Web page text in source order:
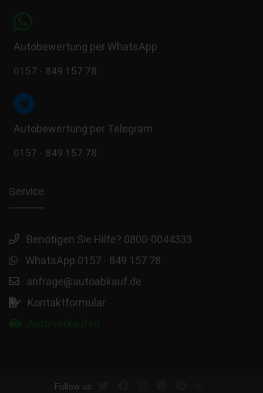
Autobewertung per WhatsApp
0157 - 849 157 78
Autobewertung per Telegram
0157 - 849 157 78
Service
Benötigen Sie Hilfe? 0800-0044333
WhatsApp 0157 - 849 157 78
anfrage@autoabkauf.de
Kontaktformular
Follow us: